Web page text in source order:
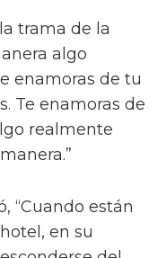
trama de la
algo
enamoras de tu
Te enamoras de
realmente
“Cuando están
en su